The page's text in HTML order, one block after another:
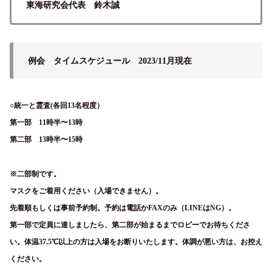
東海研究会代表 鈴木誠
例会 タイムスケジュール 2023/11月現在
○統一と霊査(各回13名程度）
第一部 11時半〜13時
第二部 13時半〜15時
※二部制です。
マスクをご着用ください（入場できません）。
先着順もしくは事前予約制。予約は電話かFAXのみ（LINEはNG）。
第一部で定員に達しましたら、第二部が始まるまでロビーでお待ちくださ
い。体温37.5℃以上の方は入場をお断りいたします。体調が悪い方は、お控え
ください。